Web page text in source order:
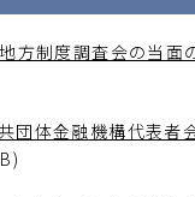
方制度調査会の当面
団体金融機構代表者